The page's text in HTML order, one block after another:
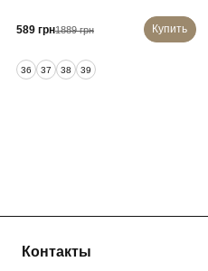
589 грн1889 грн Купить
36 37 38 39
Контакты